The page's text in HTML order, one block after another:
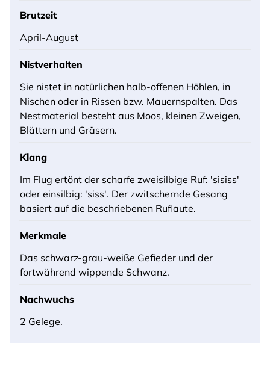
Brutzeit
April-August
Nistverhalten
Sie nistet in natürlichen halb-offenen Höhlen, in
Nischen oder in Rissen bzw. Mauernspalten. Das
Nestmaterial besteht aus Moos, kleinen Zweigen,
Blättern und Gräsern.
Klang
Im Flug ertönt der scharfe zweisilbige Ruf: 'sisiss'
oder einsilbig: 'siss'. Der zwitschernde Gesang
basiert auf die beschriebenen Ruflaute.
Merkmale
Das schwarz-grau-weiße Gefieder und der
fortwährend wippende Schwanz.
Nachwuchs
2 Gelege.